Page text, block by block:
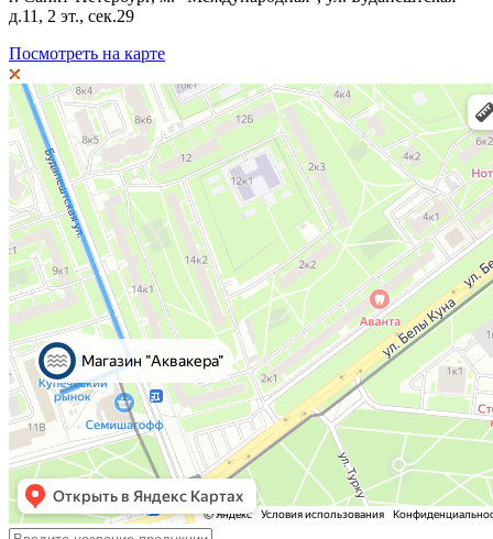
д.11, 2 эт., сек.29
Посмотреть на карте